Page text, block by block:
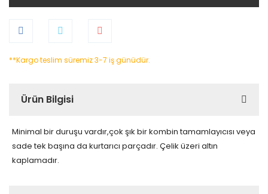
**Kargo teslim süremiz 3-7 iş günüdür.
Ürün Bilgisi
Minimal bir duruşu vardır,çok şık bir kombin tamamlayıcısı veya
sade tek başına da kurtarıcı parçadır. Çelik üzeri altın
kaplamadır.